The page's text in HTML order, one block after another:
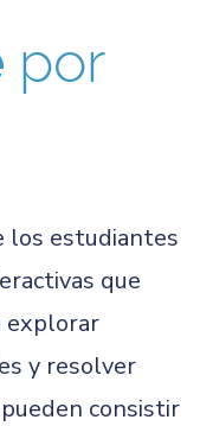
por
los estudiantes
que
explorar
y resolver
consistir